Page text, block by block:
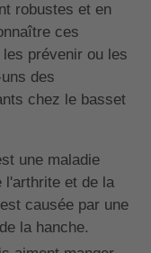
robustes et en
ces
prévenir ou les
des
chez le basset
une maladie
l'arthrite et de la
causée par une
la hanche.